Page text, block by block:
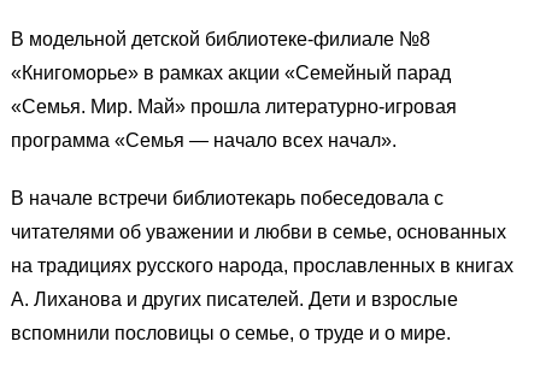
В модельной детской библиотеке-филиале №8
«Книгоморье» в рамках акции «Семейный парад
«Семья. Мир. Май» прошла литературно-игровая
программа «Семья — начало всех начал».
В начале встречи библиотекарь побеседовала с
читателями об уважении и любви в семье, основанных
на традициях русского народа, прославленных в книгах
А. Лиханова и других писателей. Дети и взрослые
вспомнили пословицы о семье, о труде и о мире.